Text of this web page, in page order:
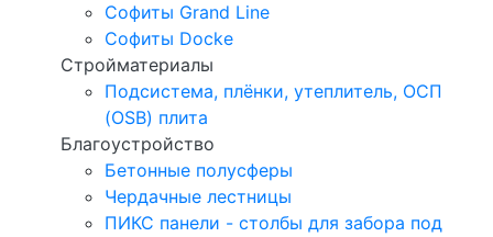
Софиты Grand Line
Софиты Docke
Стройматериалы
Подсистема, плёнки, утеплитель, ОСП
(OSB) плита
Благоустройство
Бетонные полусферы
Чердачные лестницы
ПИКС панели - столбы для забора под